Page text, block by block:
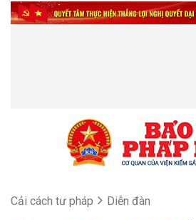
Cải cách tư pháp Diễn đàn